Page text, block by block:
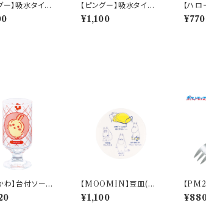
ー】吸水タイル
ー（グリーン）
】PG22-346
【ピングー】吸水タイル
コースター（オレンジ）
【PG20】PG24-346
¥1,100
【ハ
ース
00】
¥770
わ】台付ソーダ
さぎ)【CKW4
813
【MOOMIN】豆皿(お
こる)【MM14000】M
M14003-333
¥1,100
【
シギ
h】